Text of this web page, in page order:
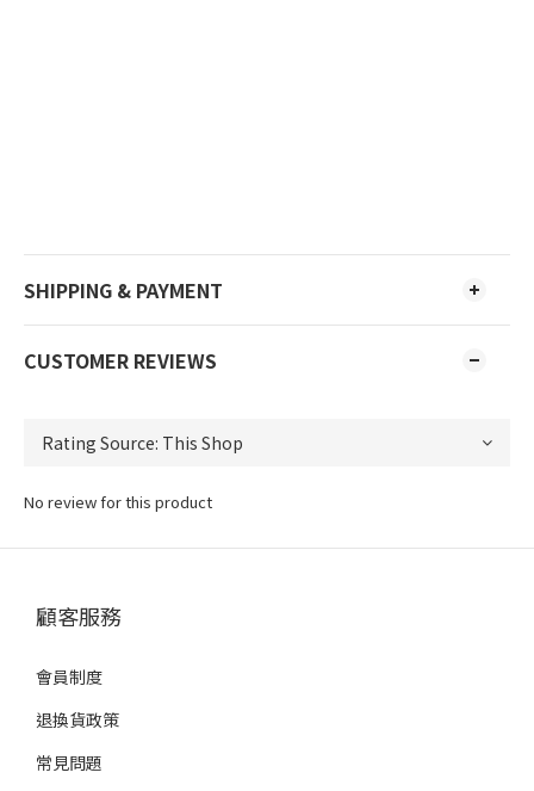
SHIPPING & PAYMENT
CUSTOMER REVIEWS
No review for this product
顧客服務
會員制度
退換貨政策
常見問題